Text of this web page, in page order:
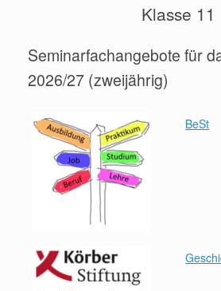
Klasse 11
Seminarfachangebote für
2026/27 (zweijährig)
BeSt